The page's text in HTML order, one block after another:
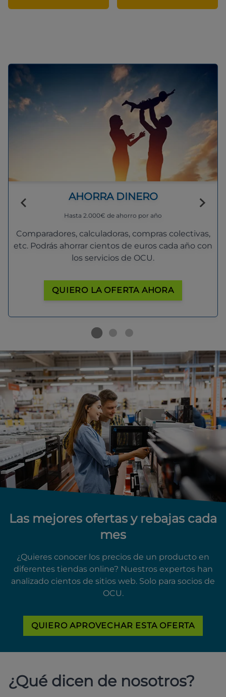
AHORRA DINERO
Hasta 2.000€ de ahorro por año
Comparadores, calculadoras, compras colectivas,
etc. Podrás ahorrar cientos de euros cada año con
los servicios de OCU.
QUIERO LA OFERTA AHORA
Las mejores ofertas y rebajas cada
mes
¿Quieres conocer los precios de un producto en
diferentes tiendas online? Nuestros expertos han
analizado cientos de sitios web. Solo para socios de
OCU.
QUIERO APROVECHAR ESTA OFERTA
¿Qué dicen de nosotros?